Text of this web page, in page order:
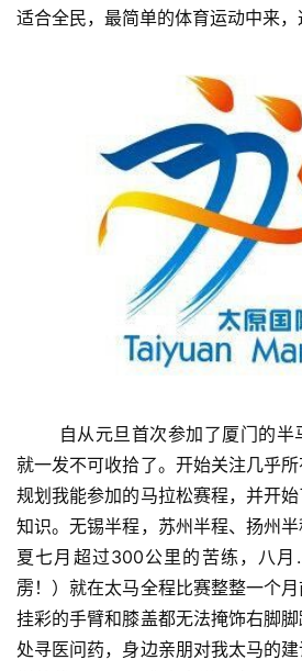
适合全民，最简单的体育运动中来
自从元旦首次参加了厦门的半
就一发不可收拾了。开始关注几乎所
规划我能参加的马拉松赛程，并开
知识。无锡半程，苏州半程、扬州
夏七月超过300公里的苦练，八
雳！）就在太马全程比赛整整一个月
挂彩的手臂和膝盖都无法掩饰右脚
处寻医问药，身边亲朋对我太马的